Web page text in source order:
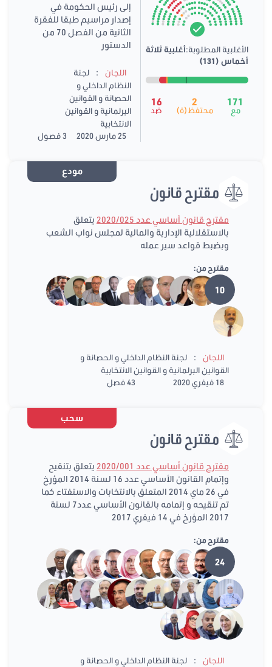
الأغلبية المطلوبة:أغلبية ثلاثة
أخماس (131)
محتفظ(ة)
إلى رئيس الحكومة في
إصدار مراسيم طبقا للفقرة
الثانية من الفصل 70 من
الدستور
اللجان :
لجنة
النظام الداخلي و
الحصانة و القوانين
البرلمانية و القوانين
الانتخابية
3 فصول
مودع
مقترح قانون
مقترح قانون أساسي عدد 2020/025
يتعلق
بالاستقلالية الإدارية والمالية لمجلس نواب الشعب
وبضبط قواعد سير عمله
مقترح من:
10
اللجان :
لجنة النظام الداخلي و الحصانة و
القوانين البرلمانية و القوانين الانتخابية
سحب
مقترح قانون
مقترح قانون أساسي عدد 2020/001
يتعلق بتنقيح
وإتمام القانون الأساسي عدد 16 لسنة 2014 المؤرخ
في 26 ماي 2014 المتعلق بالانتخابات والاستفتاء كما
تم تنقيحه و إتمامه بالقانون الأساسي عدد7 لسنة
2017 المؤرخ في 14 فيفري 2017
مقترح من:
24
اللجان : لجنة النظام الداخلي و الحصانة و